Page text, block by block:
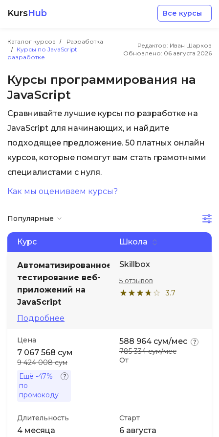
KursHub Все курсы
Каталог курсов
Разработка
Курсы по JavaScript
разработке
Редактор: Иван Шарков
Обновлено: 06 августа 2026
Курсы программирования на
JavaScript
Сравнивайте лучшие курсы по разработке на
JavaScript для начинающих, и найдите
подходящее предложение. 50 платных онлайн
курсов, которые помогут вам стать грамотными
специалистами с нуля.
Как мы оцениваем курсы?
Популярные
Курс Школа
Автоматизированное
тестирование веб-
приложений на
JavaScript
Подробнее
Skillbox
3.7
5 отзывов
Цена
7 067 568 сум
9 424 008 сум
Ещё -47%
по
промокоду
От
588 964 сум/мес
785 334 сум/мес
Длительность
4 месяца
Старт
6 августа
Маркетинг
Дизайн
Аналитика
Менеджмент
Иностранные языки
Soft Skills
ДПО
Детям
Акции и промокоды